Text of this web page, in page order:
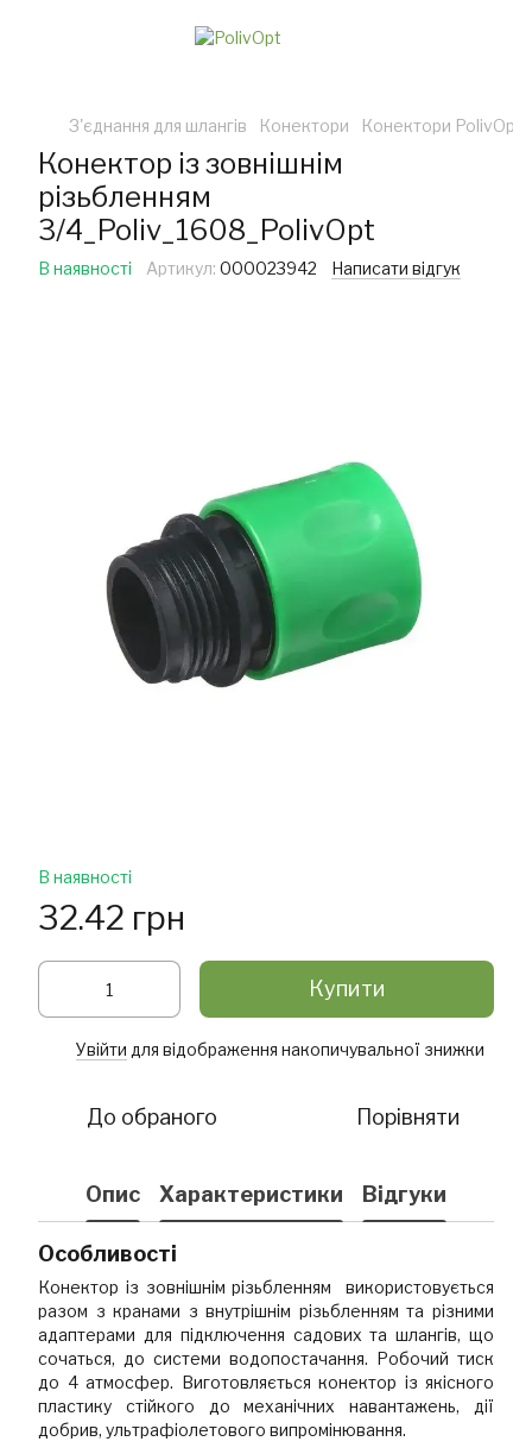
З'єднання для шлангів Конектори Конектори PolivOpt
Конектор із зовнішнім
різьбленням
3/4_Poliv_1608_PolivOpt
В наявності Артикул: 000023942 Написати відгук
В наявності
32.42 грн
Купити
Увійти для відображення накопичувальної знижки
До обраного Порівняти
Опис Характеристики Відгуки
Особливості
Конектор із зовнішнім різьбленням використовується
разом з кранами з внутрішнім різьбленням та різними
адаптерами для підключення садових та шлангів, що
сочаться, до системи водопостачання. Робочий тиск
до 4 атмосфер. Виготовляється конектор із якісного
пластику стійкого до механічних навантажень, дії
добрив, ультрафіолетового випромінювання.